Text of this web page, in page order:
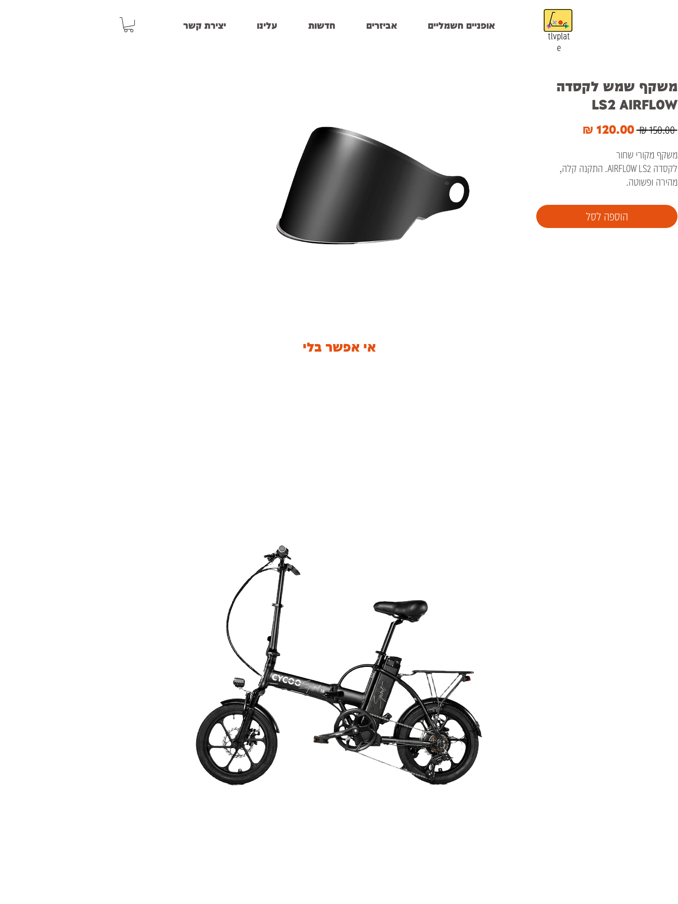
אופניים חשמליים אביזרים חדשות עלינו יצירת קשר
tlvplat
e
משקף שמש לקסדה
LS2 AIRFLOW
‏150.00 ‏₪
מחיר
‏120.00 ‏₪
משקף מקורי שחור
לקסדה AIRFLOW LS2. התקנה קלה,
מהירה ופשוטה.
הוספה לסל
אי אפשר בלי